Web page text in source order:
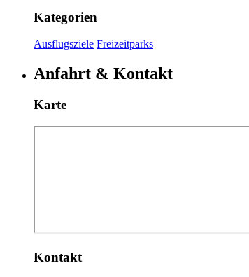
Kategorien
Ausflugsziele Freizeitparks
Anfahrt & Kontakt
Karte
Kontakt